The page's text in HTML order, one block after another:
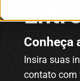
Conheça
Insira suas
contato com